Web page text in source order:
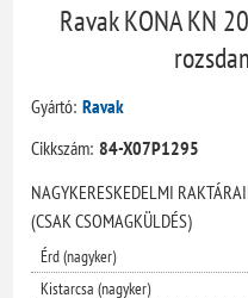
Ravak KONA KN
Gyártó: Ravak
Cikkszám: 84-X07P1295
NAGYKERESKEDELMI
(CSAK CSOMAGKÜLDÉS)
Érd (nagyker)
Kistarcsa (nagyker)